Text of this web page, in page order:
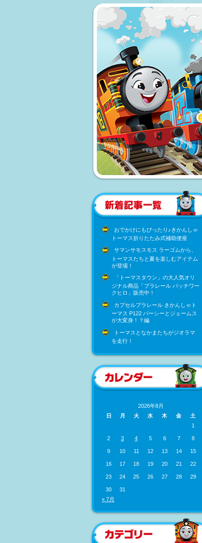
おでかけにもぴったり♪きかんしゃ
トーマス折りたたみ式補助便座
サマンサモスモス ラーゴムから、
トーマスたちと夏を楽しむアイテム
が登場！
「トーマスタウン」の大人気オリ
ジナル商品「プラレール パッチワー
クヒロ」販売中！
カプセルプラレール きかんしゃト
ーマス P122 パーシーとジェームス
が大変身！？編
トーマスとなかまたちがジオラマ
を走行！
2026年8月
日
月 火 水 木 金
土
1
2 3 4 5 6 7 8
9 10 11 12 13 14 15
16 17 18 19 20 21 22
23 24 25 26 27 28 29
30
31
« 7月